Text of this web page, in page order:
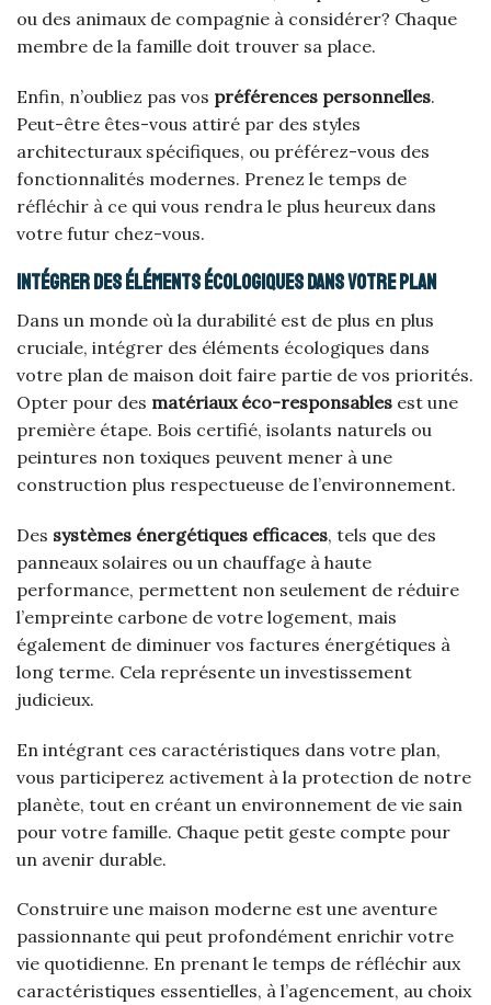
ou des animaux de compagnie à considérer? Chaque
membre de la famille doit trouver sa place.
Enfin, n’oubliez pas vos préférences personnelles.
Peut-être êtes-vous attiré par des styles
architecturaux spécifiques, ou préférez-vous des
fonctionnalités modernes. Prenez le temps de
réfléchir à ce qui vous rendra le plus heureux dans
votre futur chez-vous.
Intégrer des éléments écologiques dans votre plan
Dans un monde où la durabilité est de plus en plus
cruciale, intégrer des éléments écologiques dans
votre plan de maison doit faire partie de vos priorités.
Opter pour des matériaux éco-responsables est une
première étape. Bois certifié, isolants naturels ou
peintures non toxiques peuvent mener à une
construction plus respectueuse de l’environnement.
Des systèmes énergétiques efficaces, tels que des
panneaux solaires ou un chauffage à haute
performance, permettent non seulement de réduire
l’empreinte carbone de votre logement, mais
également de diminuer vos factures énergétiques à
long terme. Cela représente un investissement
judicieux.
En intégrant ces caractéristiques dans votre plan,
vous participerez activement à la protection de notre
planète, tout en créant un environnement de vie sain
pour votre famille. Chaque petit geste compte pour
un avenir durable.
Construire une maison moderne est une aventure
passionnante qui peut profondément enrichir votre
vie quotidienne. En prenant le temps de réfléchir aux
caractéristiques essentielles, à l’agencement, au choix